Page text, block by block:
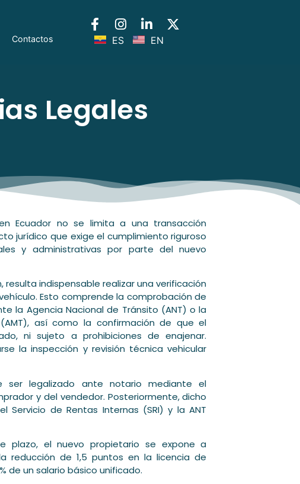
Contactos ES EN
Legales
Ecuador no se limita a una transacción
jurídico que exige el cumplimiento riguroso
y administrativas por parte del nuevo
indispensable realizar una verificación
Esto comprende la comprobación de
la Agencia Nacional de Tránsito (ANT) o la
así como la confirmación de que el
ni sujeto a prohibiciones de enajenar.
la inspección y revisión técnica vehicular
ser legalizado ante notario mediante el
y del vendedor. Posteriormente, dicho
de Rentas Internas (SRI) y la ANT
plazo, el nuevo propietario se expone a
reducción de 1,5 puntos en la licencia de
de un salario básico unificado.